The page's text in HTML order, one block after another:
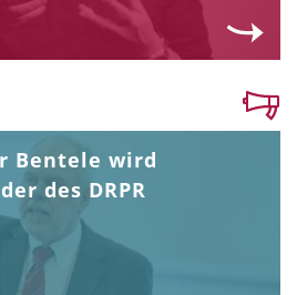
Bentele wird
des DRPR